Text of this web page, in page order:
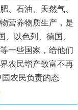
、石油、天然气、
营养物质生产，是
以色列、德国、
一些国家，给他们
农民增产致富不再
农民负责的态